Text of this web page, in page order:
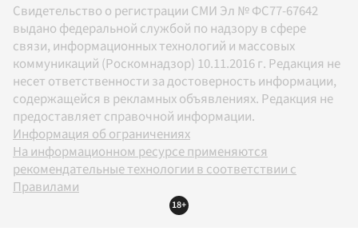
Свидетельство о регистрации СМИ Эл № ФС77-67642
выдано федеральной службой по надзору в сфере
связи, информационных технологий и массовых
коммуникаций (Роскомнадзор) 10.11.2016 г. Редакция не
несет ответственности за достоверность информации,
содержащейся в рекламных объявлениях. Редакция не
предоставляет справочной информации.
Информация об ограничениях
На информационном ресурсе применяются
рекомендательные технологии в соответствии с
Правилами
18+